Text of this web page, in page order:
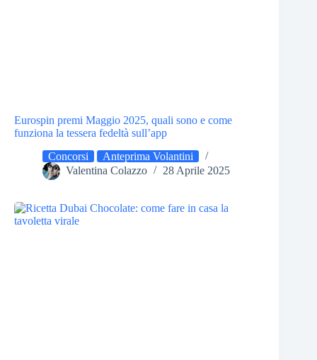
Eurospin premi Maggio 2025, quali sono e come
funziona la tessera fedeltà sull’app
Concorsi
Anteprima Volantini
Valentina Colazzo
28 Aprile 2025